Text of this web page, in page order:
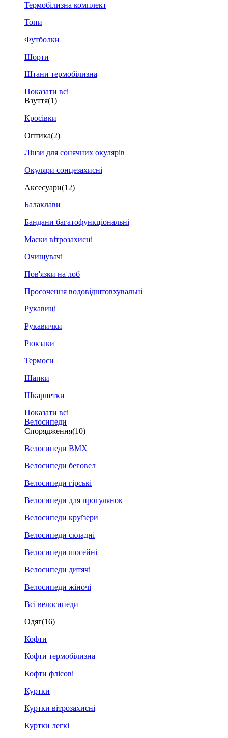
Термобілизна комплект
Топи
Футболки
Шорти
Штани термобілизна
Показати всі
Взуття(1)
Кросівки
Оптика(2)
Лінзи для сонячних окулярів
Окуляри сонцезахисні
Аксесуари(12)
Балаклави
Бандани багатофункціональні
Маски вітрозахисні
Очищувачі
Пов'язки на лоб
Просочення водовідштовхувальні
Рукавиці
Рукавички
Рюкзаки
Термоси
Шапки
Шкарпетки
Показати всі
Велосипеди
Спорядження(10)
Велосипеди BMX
Велосипеди беговел
Велосипеди гірські
Велосипеди для прогулянок
Велосипеди круїзери
Велосипеди складні
Велосипеди шосейні
Велосипеди дитячі
Велосипеди жіночі
Всі велосипеди
Одяг(16)
Кофти
Кофти термобілизна
Кофти флісові
Куртки
Куртки вітрозахисні
Куртки легкі